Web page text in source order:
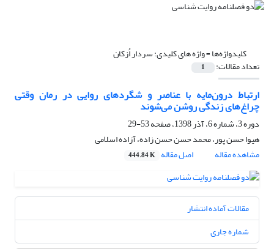
کلیدواژه‌ها =واژه­ های کلیدی: سردار اُزکان
تعداد مقالات: 1
ارتباط درون‌مایه با عناصر و شگردهای روایی در رمان وقتی
چراغ‌های زندگی روشن می‌شوند
دوره 3، شماره 6، آذر 1398، صفحه
53-29
هیوا حسن پور، محمد حسن حسن زاده، آزاده اسلامی
مشاهده مقاله
اصل مقاله 444.84 K
مقالات آماده انتشار
شماره جاری